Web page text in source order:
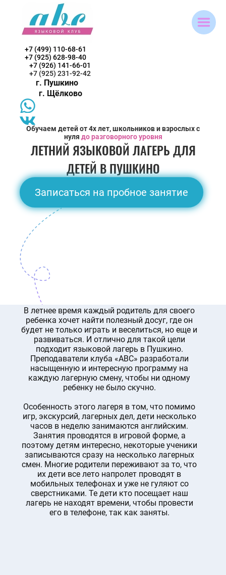
+7 (499) 110-68-61
+7 (925) 628-98-40
+7 (926) 141-66-01
+7 (925) 231-92-42
г. Пушкино
г. Щёлково
Обучаем детей от 4х лет, школьников и взрослых с
нуля до разговорного уровня
ЛЕТНИЙ ЯЗЫКОВОЙ ЛАГЕРЬ ДЛЯ
ДЕТЕЙ В ПУШКИНО
Записаться на пробное занятие
В летнее время каждый родитель для своего
ребенка хочет найти полезный досуг, где он
будет не только играть и веселиться, но еще и
развиваться. И отлично для такой цели
подходит языковой лагерь в Пушкино.
Преподаватели клуба «ABC» разработали
насыщенную и интересную программу на
каждую лагерную смену, чтобы ни одному
ребенку не было скучно.
Особенность этого лагеря в том, что помимо
игр, экскурсий, лагерных дел, дети несколько
часов в неделю занимаются английским.
Занятия проводятся в игровой форме, а
поэтому детям интересно, некоторые ученики
записываются сразу на несколько лагерных
смен. Многие родители переживают за то, что
их дети все лето напролет проводят в
мобильных телефонах и уже не гуляют со
сверстниками. Те дети кто посещает наш
лагерь не находят времени, чтобы провести
его в телефоне, так как заняты.